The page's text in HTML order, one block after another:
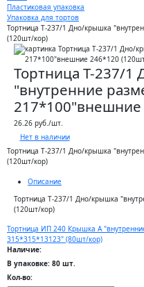
Пластиковая упаковка
Упаковка для тортов
Тортница Т-237/1 Дно/крышка
(120шт/кор)
Тортница Т-237/
"внутренние
26.26 руб./шт.
Нет в наличии
Тортница Т-237/1 Дно/крышка
(120шт/кор)
Описание
Тортница Т-237/1 Дно/крышка
(120шт/кор)
Тортница ИП 240 Крышка А
315*315*13123" (80шт/кор)
Наличие:
В упаковке: 80 шт.
Кол-во: